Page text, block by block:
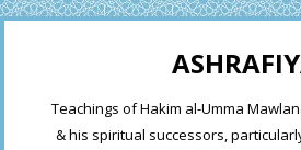
Teachings of Hakim al-Umma
& his spiritual successors,